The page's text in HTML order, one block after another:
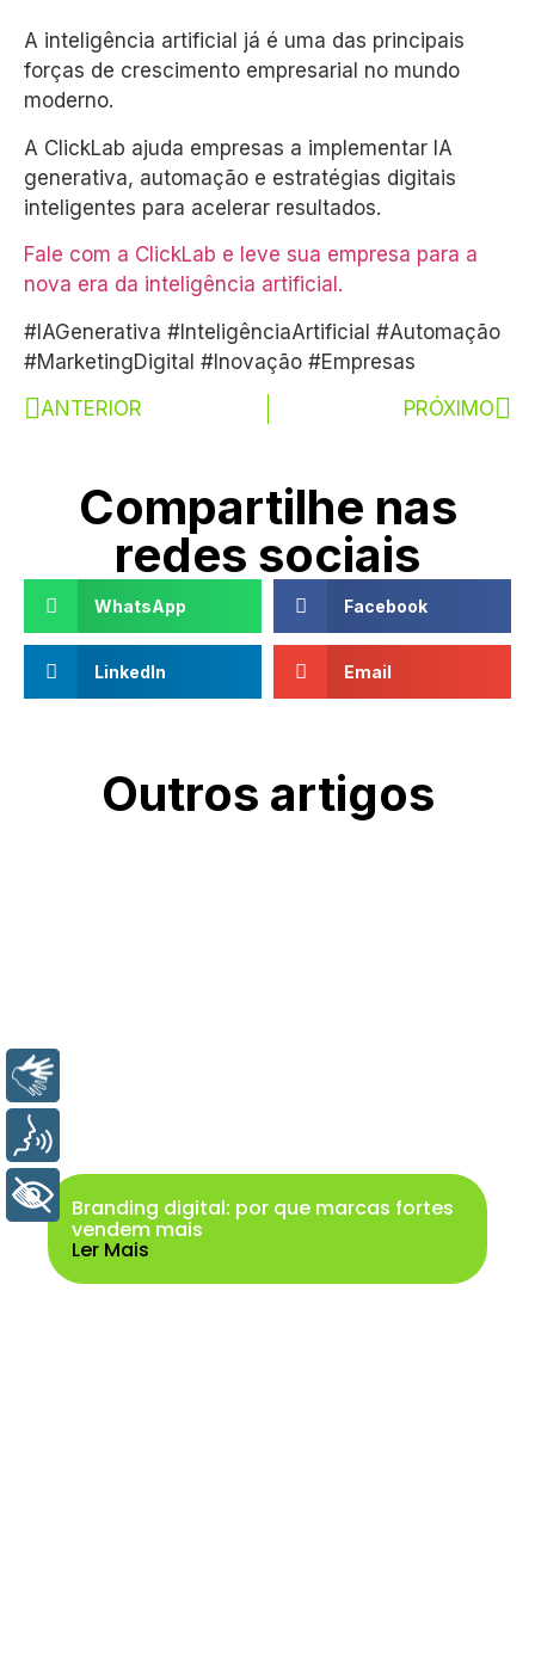
A inteligência artificial já é uma das principais
forças de crescimento empresarial no mundo
moderno.
A ClickLab ajuda empresas a implementar IA
generativa, automação e estratégias digitais
inteligentes para acelerar resultados.
Fale com a ClickLab e leve sua empresa para a
nova era da inteligência artificial.
#IAGenerativa #InteligênciaArtificial #Automação
#MarketingDigital #Inovação #Empresas
ANTERIOR
PRÓXIMO
Compartilhe nas
redes sociais
WhatsApp Facebook
LinkedIn Email
Outros artigos
Branding digital: por que marcas fortes
vendem mais
Ler Mais
+ Acessibilidade